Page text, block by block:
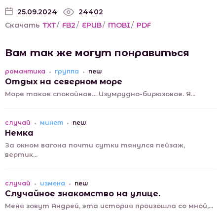
25.09.2024
24402
Скачать TXT/ FB2/ EPUB/ MOBI/ PDF
Вам так же могут понравиться
романтика группа new
Отдых на северном море
Море такое спокойное… Изумрудно-бирюзовое. Я...
случай минет new
Немка
За окном вагона почти сутки тянулся пейзаж,
вертик...
случай измена new
Случайное знакомство на улице.
Меня зовут Андрей, эта история произошла со мной,...